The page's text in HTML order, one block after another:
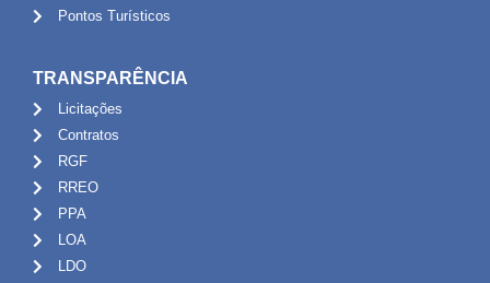
Pontos Turísticos
TRANSPARÊNCIA
Licitações
Contratos
RGF
RREO
PPA
LOA
LDO